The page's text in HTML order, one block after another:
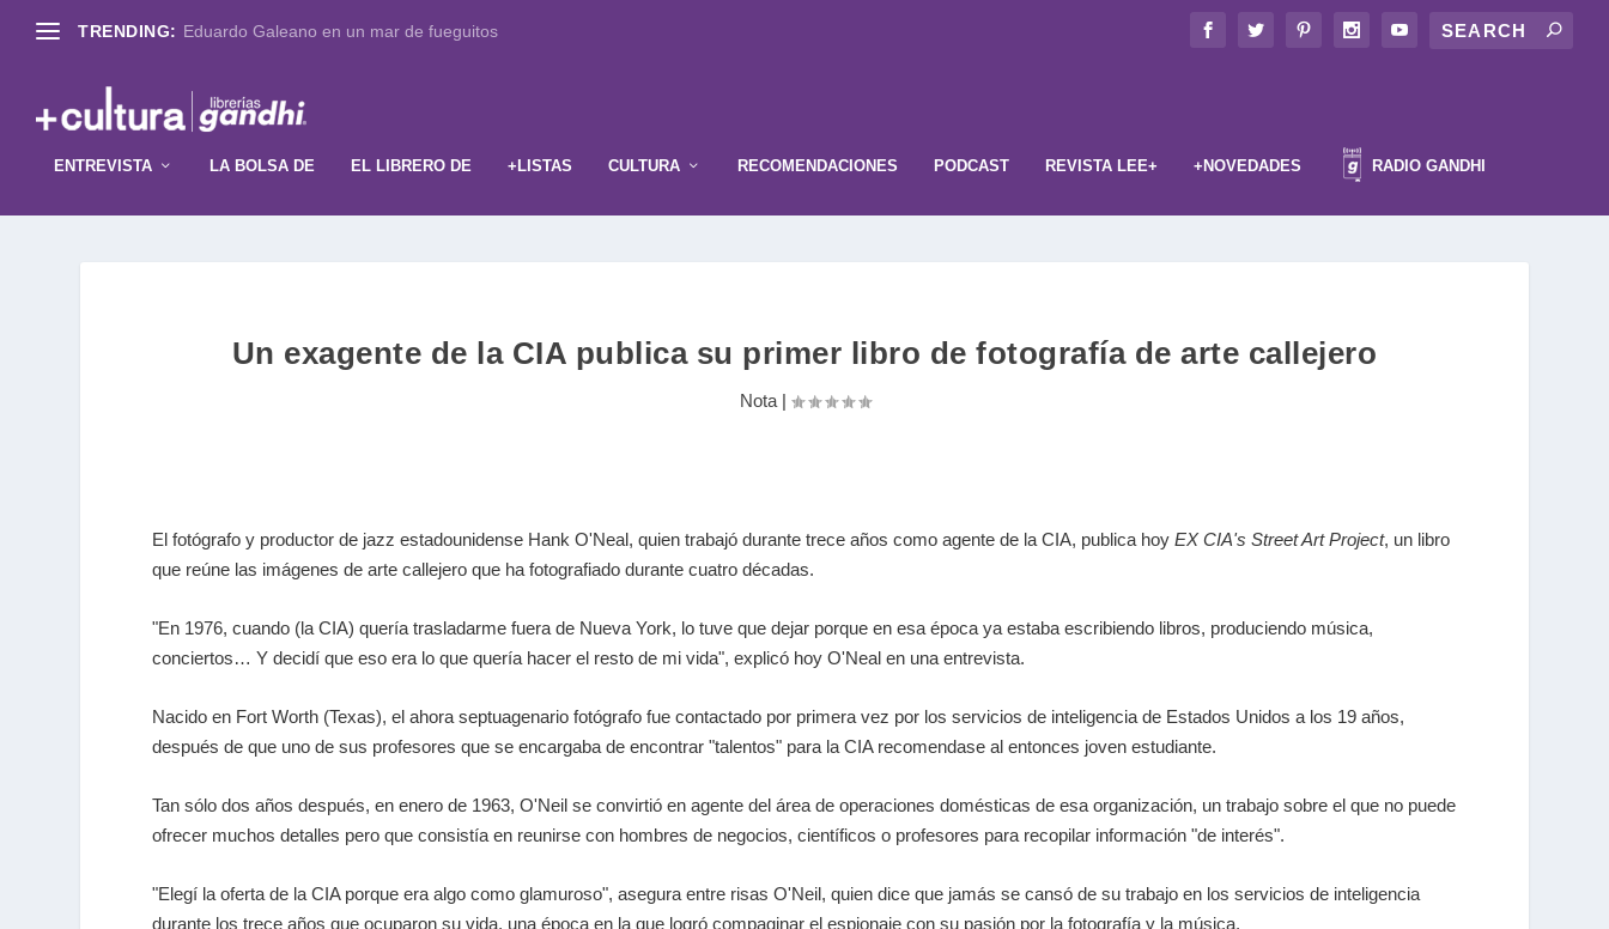
TRENDING: Eduardo Galeano en un mar de fueguitos
ENTREVISTA LA BOLSA DE EL LIBRERO DE +LISTAS CULTURA RECOMENDACIONES PODCAST REVISTA LEE+ +NOVEDADES RADIO GANDHI
Un exagente de la CIA publica su primer libro de fotografía de arte callejero
Nota|
El fotógrafo y productor de jazz estadounidense Hank O'Neal, quien trabajó durante trece años como agente de la CIA, publica hoyEX CIA's Street Art Project, un libro
que reúne las imágenes de arte callejero que ha fotografiado durante cuatro décadas.
"En 1976, cuando (la CIA) quería trasladarme fuera de Nueva York, lo tuve que dejar porque en esa época ya estaba escribiendo libros, produciendo música,
conciertos… Y decidí que eso era lo que quería hacer el resto de mi vida", explicó hoy O'Neal en una entrevista.
Nacido en Fort Worth (Texas), el ahora septuagenario fotógrafo fue contactado por primera vez por los servicios de inteligencia de Estados Unidos a los 19 años,
después de que uno de sus profesores que se encargaba de encontrar "talentos" para la CIA recomendase al entonces joven estudiante.
Tan sólo dos años después, en enero de 1963, O'Neil se convirtió en agente del área de operaciones domésticas de esa organización, un trabajo sobre el que no puede
ofrecer muchos detalles pero que consistía en reunirse con hombres de negocios, científicos o profesores para recopilar información "de interés".
"Elegí la oferta de la CIA porque era algo como glamuroso", asegura entre risas O'Neil, quien dice que jamás se cansó de su trabajo en los servicios de inteligencia
durante los trece años que ocuparon su vida, una época en la que logró compaginar el espionaje con su pasión por la fotografía y la música.